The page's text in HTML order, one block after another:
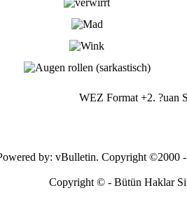
WEZ Format +2. ?uan
by: vBulletin. Copyright ©2000
Copyright © - Bütün Haklar